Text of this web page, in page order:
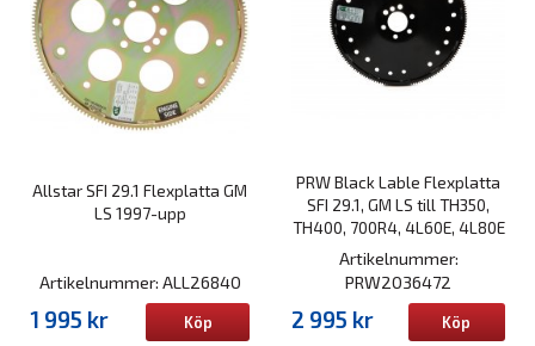
Allstar SFI 29.1 Flexplatta GM
LS 1997-upp
Artikelnummer: ALL26840
1 995 kr Köp
PRW Black Lable Flexplatta
SFI 29.1, GM LS till TH350,
TH400, 700R4, 4L60E, 4L80E
Artikelnummer:
PRW2036472
2 995 kr Köp